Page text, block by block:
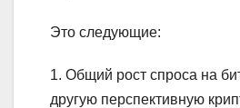
Это следующие:
1. Общий рост спроса на
другую перспективную